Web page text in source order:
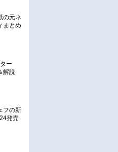
の元ネ
まとめ
ー
解説
フの新
発売